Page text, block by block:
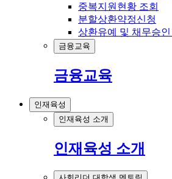
중복지원현황 조회
분할상환약정신청
상환유예 및 채무승인
금융교육
금융교육
인재육성
인재육성 소개
인재육성 소개